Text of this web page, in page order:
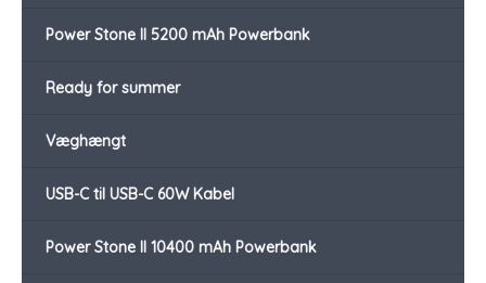
Power Stone II 5200 mAh Powerbank
Ready for summer
Væghængt
USB-C til USB-C 60W Kabel
Power Stone II 10400 mAh Powerbank